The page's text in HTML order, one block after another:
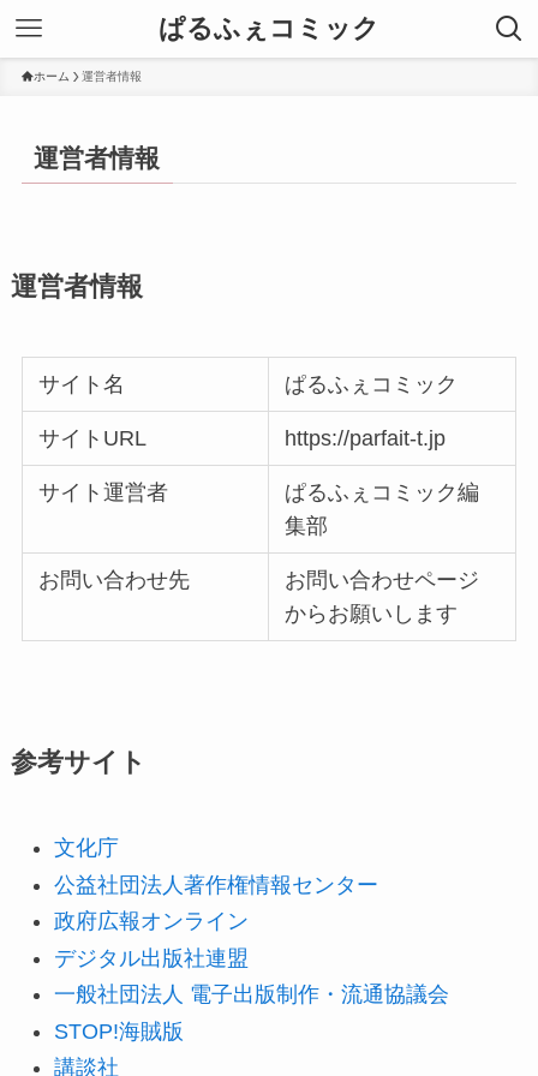
ぱるふぇコミック
ホーム 運営者情報
運営者情報
運営者情報
サイト名 ぱるふぇコミック
サイトURL https://parfait-t.jp
サイト運営者
ぱるふぇコミック編
集部
お問い合わせ先
お問い合わせページ
からお願いします
参考サイト
文化庁
公益社団法人著作権情報センター
政府広報オンライン
デジタル出版社連盟
一般社団法人 電子出版制作・流通協議会
STOP!海賊版
講談社